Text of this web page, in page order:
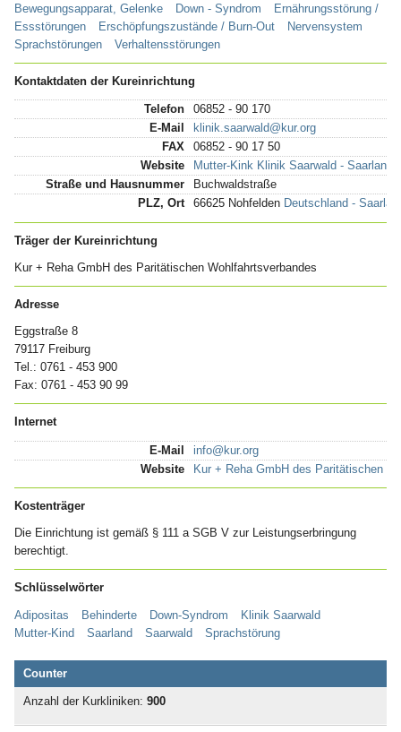
Bewegungsapparat, Gelenke
Down - Syndrom
Ernährungsstörung /
Essstörungen
Erschöpfungszustände / Burn-Out
Nervensystem
Sprachstörungen
Verhaltensstörungen
Kontaktdaten der Kureinrichtung
Telefon
06852 - 90 170
E-Mail
klinik.saarwald@kur.org
FAX
06852 - 90 17 50
Website
Mutter-Kink Klinik Saarwald - Saarland
Straße und Hausnummer
Buchwaldstraße
PLZ, Ort
66625 Nohfelden Deutschland -
Träger der Kureinrichtung
Kur + Reha GmbH des Paritätischen Wohlfahrtsverbandes
Adresse
Eggstraße 8
79117 Freiburg
Tel.: 0761 - 453 900
Fax: 0761 - 453 90 99
Internet
E-Mail
info@kur.org
Website
Kur + Reha GmbH des Paritätischen
Kostenträger
Die Einrichtung ist gemäß § 111 a SGB V zur Leistungserbringung
berechtigt.
Schlüsselwörter
Adipositas Behinderte Down-Syndrom
Klinik Saarwald
Mutter-Kind
Saarland Saarwald Sprachstörung
Counter
Anzahl der Kurkliniken: 900